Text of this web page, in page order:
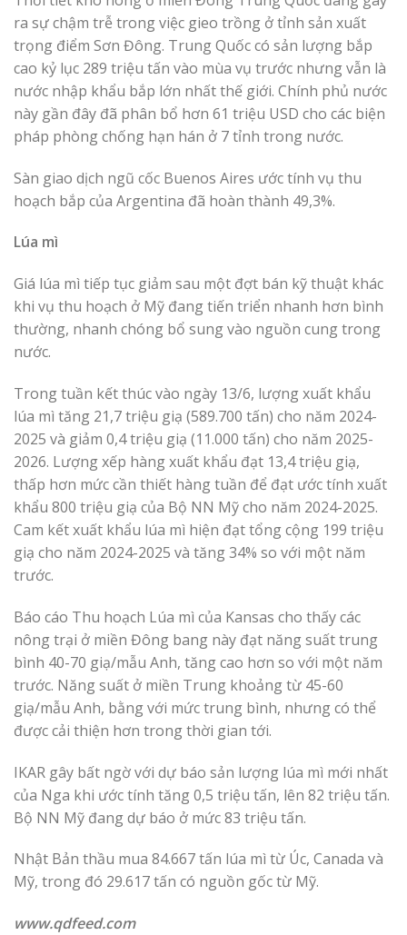
ra sự chậm trễ trong việc gieo trồng ở tỉnh sản xuất
trọng điểm Sơn Đông. Trung Quốc có sản lượng bắp
cao kỷ lục 289 triệu tấn vào mùa vụ trước nhưng vẫn là
nước nhập khẩu bắp lớn nhất thế giới. Chính phủ nước
này gần đây đã phân bổ hơn 61 triệu USD cho các biện
pháp phòng chống hạn hán ở 7 tỉnh trong nước.
Sàn giao dịch ngũ cốc Buenos Aires ước tính vụ thu
hoạch bắp của Argentina đã hoàn thành 49,3%.
Lúa mì
Giá lúa mì tiếp tục giảm sau một đợt bán kỹ thuật khác
khi vụ thu hoạch ở Mỹ đang tiến triển nhanh hơn bình
thường, nhanh chóng bổ sung vào nguồn cung trong
nước.
Trong tuần kết thúc vào ngày 13/6, lượng xuất khẩu
lúa mì tăng 21,7 triệu giạ (589.700 tấn) cho năm 2024-
2025 và giảm 0,4 triệu giạ (11.000 tấn) cho năm 2025-
2026. Lượng xếp hàng xuất khẩu đạt 13,4 triệu giạ,
thấp hơn mức cần thiết hàng tuần để đạt ước tính xuất
khẩu 800 triệu giạ của Bộ NN Mỹ cho năm 2024-2025.
Cam kết xuất khẩu lúa mì hiện đạt tổng cộng 199 triệu
giạ cho năm 2024-2025 và tăng 34% so với một năm
trước.
Báo cáo Thu hoạch Lúa mì của Kansas cho thấy các
nông trại ở miền Đông bang này đạt năng suất trung
bình 40-70 giạ/mẫu Anh, tăng cao hơn so với một năm
trước. Năng suất ở miền Trung khoảng từ 45-60
giạ/mẫu Anh, bằng với mức trung bình, nhưng có thể
được cải thiện hơn trong thời gian tới.
IKAR gây bất ngờ với dự báo sản lượng lúa mì mới nhất
của Nga khi ước tính tăng 0,5 triệu tấn, lên 82 triệu tấn.
Bộ NN Mỹ đang dự báo ở mức 83 triệu tấn.
Nhật Bản thầu mua 84.667 tấn lúa mì từ Úc, Canada và
Mỹ, trong đó 29.617 tấn có nguồn gốc từ Mỹ.
www.qdfeed.com